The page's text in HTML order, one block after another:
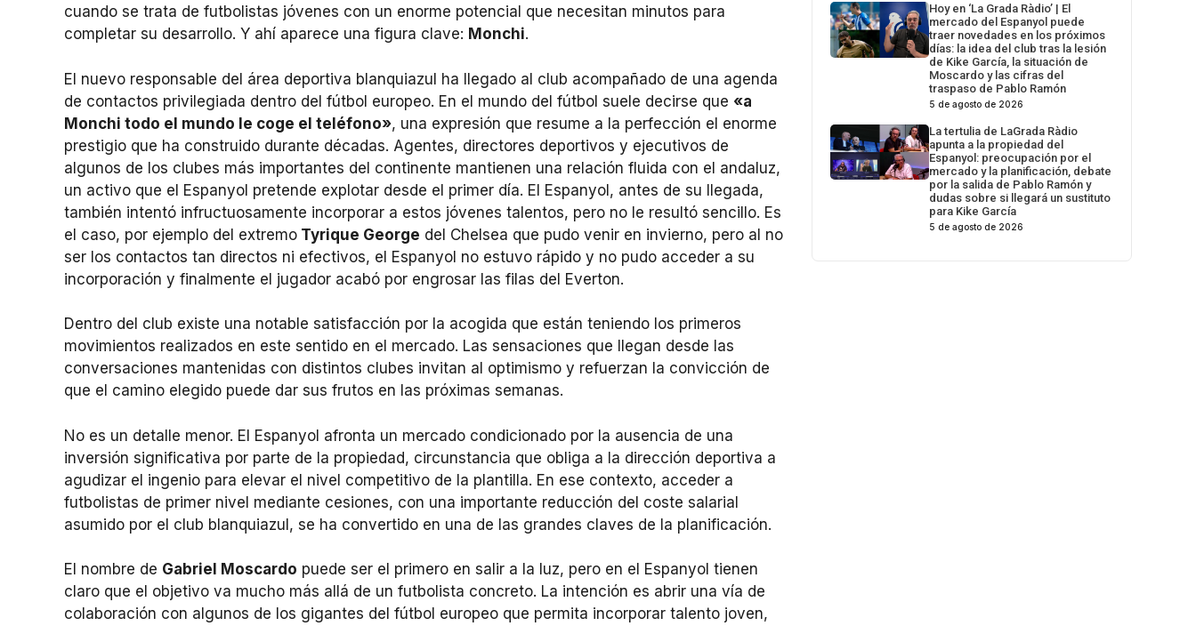
cuando se trata de futbolistas jóvenes con un enorme potencial que necesitan minutos para
completar su desarrollo. Y ahí aparece una figura clave: Monchi.
El nuevo responsable del área deportiva blanquiazul ha llegado al club acompañado de una agenda
de contactos privilegiada dentro del fútbol europeo. En el mundo del fútbol suele decirse que «a
Monchi todo el mundo le coge el teléfono», una expresión que resume a la perfección el enorme
prestigio que ha construido durante décadas. Agentes, directores deportivos y ejecutivos de
algunos de los clubes más importantes del continente mantienen una relación fluida con el andaluz,
un activo que el Espanyol pretende explotar desde el primer día. El Espanyol, antes de su llegada,
también intentó infructuosamente incorporar a estos jóvenes talentos, pero no le resultó sencillo. Es
el caso, por ejemplo del extremo Tyrique George del Chelsea que pudo venir en invierno, pero al no
ser los contactos tan directos ni efectivos, el Espanyol no estuvo rápido y no pudo acceder a su
incorporación y finalmente el jugador acabó por engrosar las filas del Everton.
Dentro del club existe una notable satisfacción por la acogida que están teniendo los primeros
movimientos realizados en este sentido en el mercado. Las sensaciones que llegan desde las
conversaciones mantenidas con distintos clubes invitan al optimismo y refuerzan la convicción de
que el camino elegido puede dar sus frutos en las próximas semanas.
No es un detalle menor. El Espanyol afronta un mercado condicionado por la ausencia de una
inversión significativa por parte de la propiedad, circunstancia que obliga a la dirección deportiva a
agudizar el ingenio para elevar el nivel competitivo de la plantilla. En ese contexto, acceder a
futbolistas de primer nivel mediante cesiones, con una importante reducción del coste salarial
asumido por el club blanquiazul, se ha convertido en una de las grandes claves de la planificación.
El nombre de Gabriel Moscardo puede ser el primero en salir a la luz, pero en el Espanyol tienen
claro que el objetivo va mucho más allá de un futbolista concreto. La intención es abrir una vía de
colaboración con algunos de los gigantes del fútbol europeo que permita incorporar talento joven,
Hoy en ‘La Grada Ràdio’ | El
mercado del Espanyol puede
traer novedades en los próximos
días: la idea del club tras la lesión
de Kike García, la situación de
Moscardo y las cifras del
traspaso de Pablo Ramón
5 de agosto de 2026
La tertulia de LaGrada Ràdio
apunta a la propiedad del
Espanyol: preocupación por el
mercado y la planificación, debate
por la salida de Pablo Ramón y
dudas sobre si llegará un sustituto
para Kike García
5 de agosto de 2026